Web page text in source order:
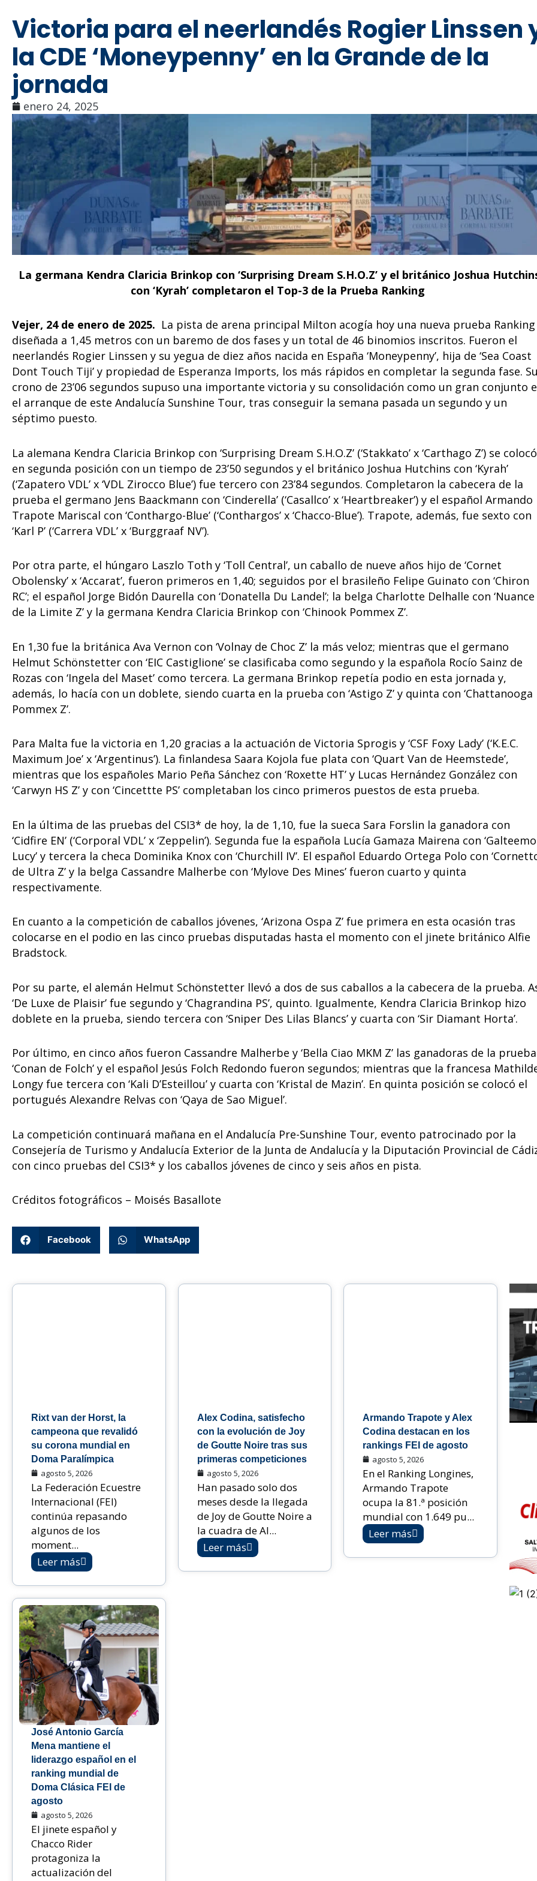
Victoria para el neerlandés Rogier Linssen
la CDE ‘Moneypenny’ en la Grande de la
jornada
enero 24, 2025
La germana Kendra Claricia Brinkop con ‘Surprising Dream S.H.O.Z’ y el británico Joshua
con ‘Kyrah’ completaron el Top-3 de la Prueba Ranking
Vejer, 24 de enero de 2025. La pista de arena principal Milton acogía hoy una nueva prueba Ranking
diseñada a 1,45 metros con un baremo de dos fases y un total de 46 binomios inscritos. Fueron el
neerlandés Rogier Linssen y su yegua de diez años nacida en España ‘Moneypenny’, hija de ‘Sea Coast
Dont Touch Tiji’ y propiedad de Esperanza Imports, los más rápidos en completar la segunda fase.
crono de 23’06 segundos supuso una importante victoria y su consolidación como un gran conjunto
el arranque de este Andalucía Sunshine Tour, tras conseguir la semana pasada un segundo y un
séptimo puesto.
La alemana Kendra Claricia Brinkop con ‘Surprising Dream S.H.O.Z’ (‘Stakkato’ x ‘Carthago Z’) se colocó
en segunda posición con un tiempo de 23’50 segundos y el británico Joshua Hutchins con ‘Kyrah’
(‘Zapatero VDL’ x ‘VDL Zirocco Blue’) fue tercero con 23’84 segundos. Completaron la cabecera de la
prueba el germano Jens Baackmann con ‘Cinderella’ (‘Casallco’ x ‘Heartbreaker’) y el español Armando
Trapote Mariscal con ‘Conthargo-Blue’ (‘Conthargos’ x ‘Chacco-Blue’). Trapote, además, fue sexto con
‘Karl P’ (‘Carrera VDL’ x ‘Burggraaf NV’).
Por otra parte, el húngaro Laszlo Toth y ‘Toll Central’, un caballo de nueve años hijo de ‘Cornet
Obolensky’ x ‘Accarat’, fueron primeros en 1,40; seguidos por el brasileño Felipe Guinato con ‘Chiron
RC’; el español Jorge Bidón Daurella con ‘Donatella Du Landel’; la belga Charlotte Delhalle con ‘Nuance
de la Limite Z’ y la germana Kendra Claricia Brinkop con ‘Chinook Pommex Z’.
En 1,30 fue la británica Ava Vernon con ‘Volnay de Choc Z’ la más veloz; mientras que el germano
Helmut Schönstetter con ‘EIC Castiglione’ se clasificaba como segundo y la española Rocío Sainz de
Rozas con ‘Ingela del Maset’ como tercera. La germana Brinkop repetía podio en esta jornada y,
además, lo hacía con un doblete, siendo cuarta en la prueba con ‘Astigo Z’ y quinta con ‘Chattanooga
Pommex Z’.
Para Malta fue la victoria en 1,20 gracias a la actuación de Victoria Sprogis y ‘CSF Foxy Lady’ (‘K.E.C.
Maximum Joe’ x ‘Argentinus’). La finlandesa Saara Kojola fue plata con ‘Quart Van de Heemstede’,
mientras que los españoles Mario Peña Sánchez con ‘Roxette HT’ y Lucas Hernández González con
‘Carwyn HS Z’ y con ‘Cincettte PS’ completaban los cinco primeros puestos de esta prueba.
En la última de las pruebas del CSI3* de hoy, la de 1,10, fue la sueca Sara Forslin la ganadora con
‘Cidfire EN’ (‘Corporal VDL’ x ‘Zeppelin’). Segunda fue la española Lucía Gamaza Mairena con
Lucy’ y tercera la checa Dominika Knox con ‘Churchill IV’. El español Eduardo Ortega Polo con
de Ultra Z’ y la belga Cassandre Malherbe con ‘Mylove Des Mines’ fueron cuarto y quinta
respectivamente.
En cuanto a la competición de caballos jóvenes, ‘Arizona Ospa Z’ fue primera en esta ocasión tras
colocarse en el podio en las cinco pruebas disputadas hasta el momento con el jinete británico Alfie
Bradstock.
Por su parte, el alemán Helmut Schönstetter llevó a dos de sus caballos a la cabecera de la prueba.
‘De Luxe de Plaisir’ fue segundo y ‘Chagrandina PS’, quinto. Igualmente, Kendra Claricia Brinkop hizo
doblete en la prueba, siendo tercera con ‘Sniper Des Lilas Blancs’ y cuarta con ‘Sir Diamant Horta’.
Por último, en cinco años fueron Cassandre Malherbe y ‘Bella Ciao MKM Z’ las ganadoras de la
‘Conan de Folch’ y el español Jesús Folch Redondo fueron segundos; mientras que la francesa
Longy fue tercera con ‘Kali D’Esteillou’ y cuarta con ‘Kristal de Mazin’. En quinta posición se colocó el
portugués Alexandre Relvas con ‘Qaya de Sao Miguel’.
La competición continuará mañana en el Andalucía Pre-Sunshine Tour, evento patrocinado por la
Consejería de Turismo y Andalucía Exterior de la Junta de Andalucía y la Diputación Provincial de
con cinco pruebas del CSI3* y los caballos jóvenes de cinco y seis años en pista.
Créditos fotográficos – Moisés Basallote
Facebook WhatsApp
Rixt van der Horst, la
campeona que revalidó
su corona mundial en
Doma Paralímpica
agosto 5, 2026
La Federación Ecuestre
Internacional (FEI)
continúa repasando
algunos de los
moment...
Leer más
Alex Codina, satisfecho
con la evolución de Joy
de Goutte Noire tras sus
primeras competiciones
agosto 5, 2026
Han pasado solo dos
meses desde la llegada
de Joy de Goutte Noire a
la cuadra de Al...
Leer más
Armando Trapote y Alex
Codina destacan en los
rankings FEI de agosto
agosto 5, 2026
En el Ranking Longines,
Armando Trapote
ocupa la 81.ª posición
mundial con 1.649 pu...
Leer más
José Antonio García
Mena mantiene el
liderazgo español en el
ranking mundial de
Doma Clásica FEI de
agosto
agosto 5, 2026
El jinete español y
Chacco Rider
protagoniza la
actualización del